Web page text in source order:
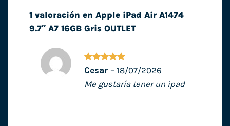
1 valoración en Apple iPad Air A1474
9.7″ A7 16GB Gris OUTLET
Valorado
de 5
Cesar – 18/07/2026
Me gustaría tener un ipad